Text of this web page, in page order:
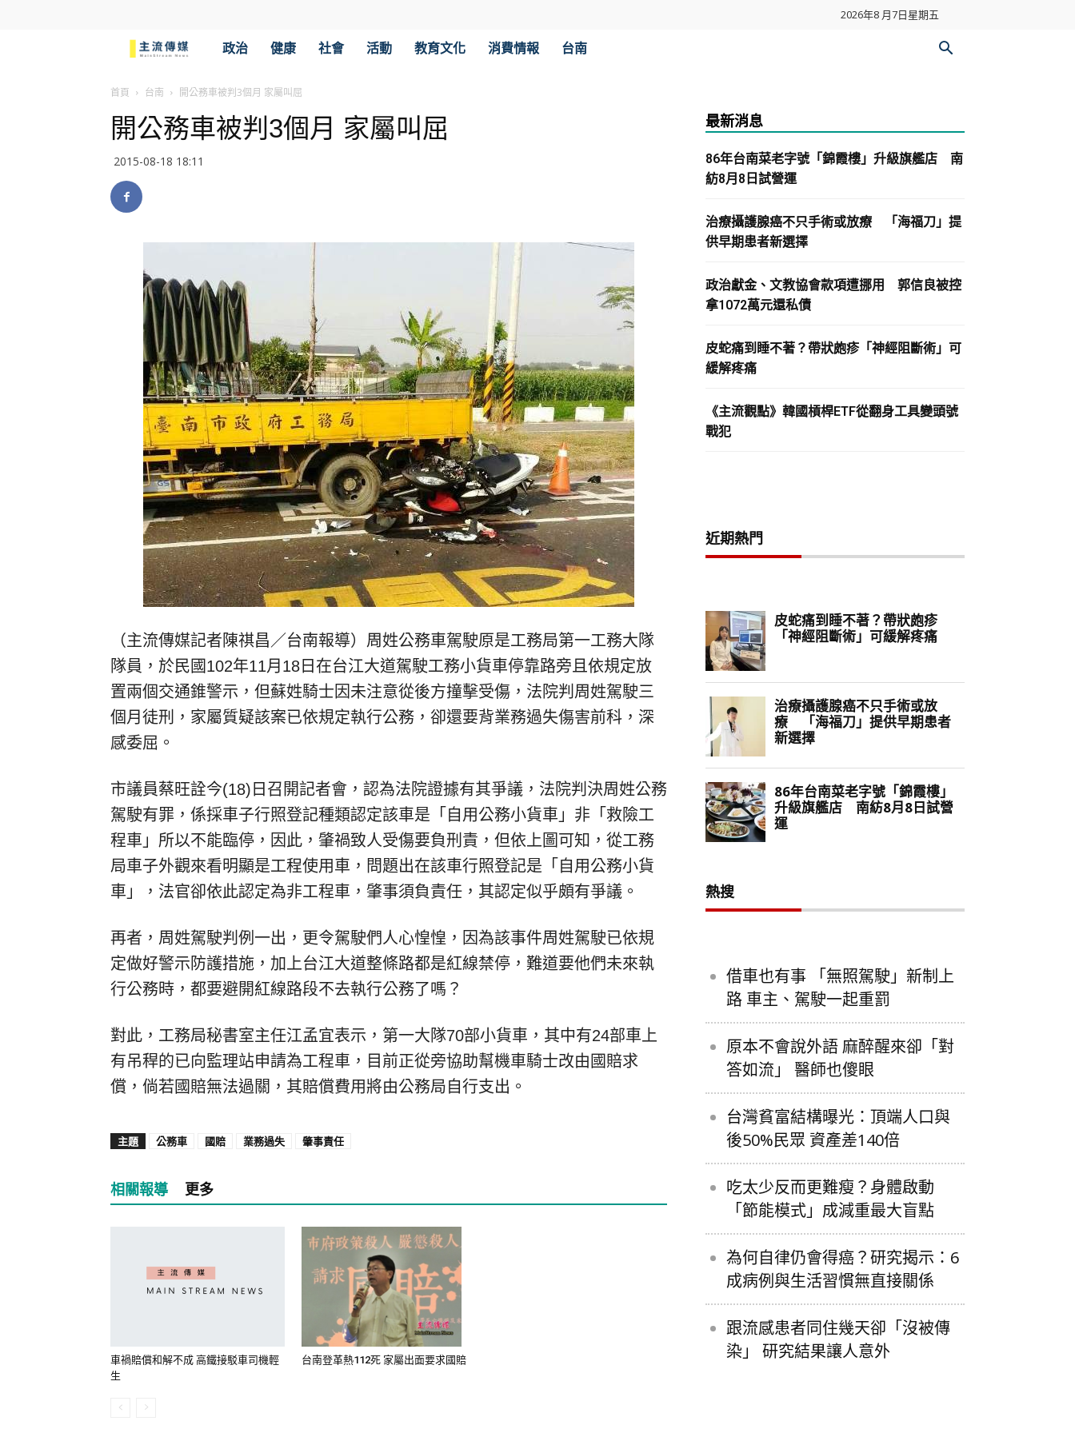
2026年8 月7日星期五
流
傳
政治 健康 社會 活動 教育文化 消費情報 台南
首頁 台南 開公務車被判3個月 家屬叫屈
開公務車被判3個月 家屬叫屈
2015-08-18 18:11
（主流傳媒記者陳祺昌／台南報導）周姓公務車駕駛原是工務局第一工務大隊
隊員，於民國102年11月18日在台江大道駕駛工務小貨車停靠路旁且依規定放
置兩個交通錐警示，但蘇姓騎士因未注意從後方撞擊受傷，法院判周姓駕駛三
個月徒刑，家屬質疑該案已依規定執行公務，卻還要背業務過失傷害前科，深
感委屈。
市議員蔡旺詮今(18)日召開記者會，認為法院證據有其爭議，法院判決周姓公務
駕駛有罪，係採車子行照登記種類認定該車是「自用公務小貨車」非「救險工
程車」所以不能臨停，因此，肇禍致人受傷要負刑責，但依上圖可知，從工務
局車子外觀來看明顯是工程使用車，問題出在該車行照登記是「自用公務小貨
車」，法官卻依此認定為非工程車，肇事須負責任，其認定似乎頗有爭議。
再者，周姓駕駛判例一出，更令駕駛們人心惶惶，因為該事件周姓駕駛已依規
定做好警示防護措施，加上台江大道整條路都是紅線禁停，難道要他們未來執
行公務時，都要避開紅線路段不去執行公務了嗎？
對此，工務局秘書室主任江孟宜表示，第一大隊70部小貨車，其中有24部車上
有吊稈的已向監理站申請為工程車，目前正從旁協助幫機車騎士改由國賠求
償，倘若國賠無法過關，其賠償費用將由公務局自行支出。
主題 公務車 國賠 業務過失 肇事責任
相關報導 更多
車禍賠償和解不成 高鐵接駁車司機輕
生
台南登革熱112死 家屬出面要求國賠
最新消息
86年台南菜老字號「錦霞樓」升級旗艦店 南
紡8月8日試營運
治療攝護腺癌不只手術或放療 「海福刀」提
供早期患者新選擇
政治獻金、文教協會款項遭挪用 郭信良被控
拿1072萬元還私債
皮蛇痛到睡不著？帶狀皰疹「神經阻斷術」可
緩解疼痛
《主流觀點》韓國槓桿ETF從翻身工具變頭號
戰犯
近期熱門
熱搜
借車也有事 「無照駕駛」新制上
路 車主、駕駛一起重罰
原本不會說外語 麻醉醒來卻「對
答如流」 醫師也傻眼
台灣貧富結構曝光：頂端人口與
後50%民眾 資產差140倍
吃太少反而更難瘦？身體啟動
「節能模式」成減重最大盲點
為何自律仍會得癌？研究揭示：6
成病例與生活習慣無直接關係
跟流感患者同住幾天卻「沒被傳
染」 研究結果讓人意外